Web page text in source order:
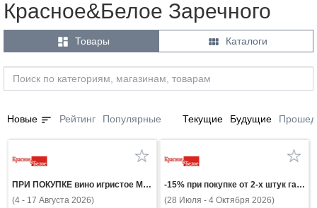
Красное&Белое Заречного
 Товары  Каталоги
Новые sort Рейтинг Популярные Текущие Будущие
ПРИ ПОКУПКЕ вино игристое МОНДОРО ПРОСЕККО белое сухое 0,75л чипсы ЛЭЙС сыр 170г за 1 рубль
(4 - 17 Августа 2026)
-15% при покупке от 2-х штук газ напиток FRESH BAR в ассортимент 0,48л
(28 Июля - 4 Октября 2026)